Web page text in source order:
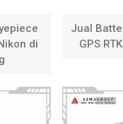
di
Jual
GPS